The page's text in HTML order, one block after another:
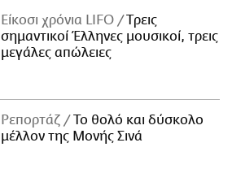
Είκοσι χρόνια LIFO
Tρεις
σημαντικοί Έλληνες μουσικοί, τρεις
μεγάλες απώλειες
Ρεπορτάζ
Το θολό και δύσκολο
μέλλον της Μονής Σινά